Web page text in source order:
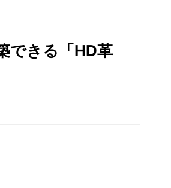
できる「HD革